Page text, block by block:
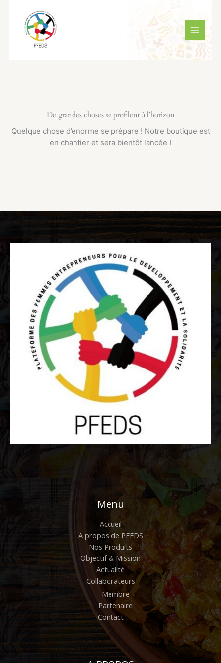
contenu
MENU
De grandes choses se profilent à l’horizon
Quelque chose d’énorme se prépare ! Notre boutique est
en chantier et sera bientôt lancée !
Menu
Accueil
A propos de PFEDS
Nos Produits
Objectif & Mission
Actualité
Collaborateurs
Membre
Partenaire
Contact